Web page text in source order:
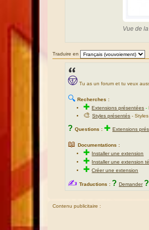
Vue de
Traduire en
Tu as un forum et tu veux
🔍 Recherches :
✚Extensions présentées -
🎨Styles présentés -
? Questions : ✚ Extensions
📖 Documentations :
✚ Installer une extension
✚ Installer une extension
✚Créer une extension
✍ Traductions : ? Demander ?
Contenu publicitaire :